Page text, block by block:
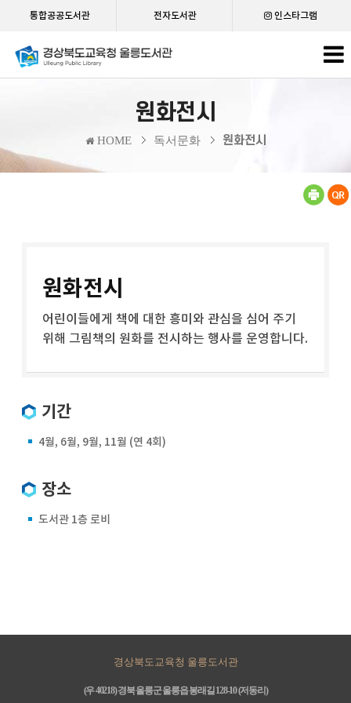
통합공공도서관 전자도서관 인스타그램
원화전시
HOME 독서문화 원화전시
원화전시
어린이들에게 책에 대한 흥미와 관심을 심어 주기
위해 그림책의 원화를 전시하는 행사를 운영합니다.
기간
4월, 6월, 9월, 11월 (연 4회)
장소
도서관 1층 로비
경상북도교육청 울릉도서관
(우 40218) 경북 울릉군 울릉읍 봉래길 128-10 (저동리)